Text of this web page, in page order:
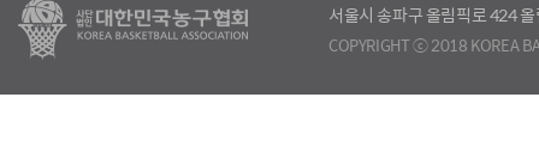
서울시 송파구 올림픽로 424
COPYRIGHT ⓒ 2018 KOREA